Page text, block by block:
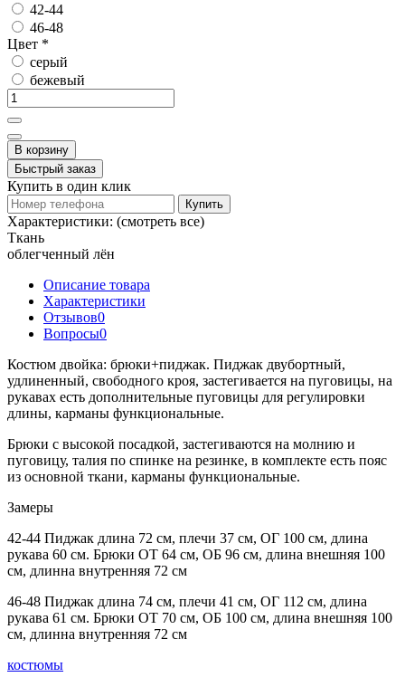
42-44
46-48
Цвет *
серый
бежевый
В корзину
Быстрый заказ
Купить в один клик
Купить
Характеристики: (смотреть все)
Ткань
облегченный лён
Описание товара
Характеристики
Отзывов0
Вопросы0
Костюм двойка: брюки+пиджак. Пиджак двубортный,
удлиненный, свободного кроя, застегивается на пуговицы, на
рукавах есть дополнительные пуговицы для регулировки
длины, карманы функциональные.
Брюки с высокой посадкой, застегиваются на молнию и
пуговицу, талия по спинке на резинке, в комплекте есть пояс
из основной ткани, карманы функциональные.
Замеры
42-44 Пиджак длина 72 см, плечи 37 см, ОГ 100 см, длина
рукава 60 см. Брюки ОТ 64 см, ОБ 96 см, длина внешняя 100
см, длинна внутренняя 72 см
46-48 Пиджак длина 74 см, плечи 41 см, ОГ 112 см, длина
рукава 61 см. Брюки ОТ 70 см, ОБ 100 см, длина внешняя 100
см, длинна внутренняя 72 см
костюмы